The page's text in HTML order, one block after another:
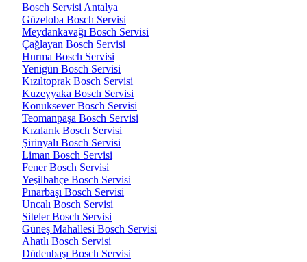
Bosch Servisi Antalya
Güzeloba Bosch Servisi
Meydankavağı Bosch Servisi
Çağlayan Bosch Servisi
Hurma Bosch Servisi
Yenigün Bosch Servisi
Kızıltoprak Bosch Servisi
Kuzeyyaka Bosch Servisi
Konuksever Bosch Servisi
Teomanpaşa Bosch Servisi
Kızılarık Bosch Servisi
Şirinyalı Bosch Servisi
Liman Bosch Servisi
Fener Bosch Servisi
Yeşilbahçe Bosch Servisi
Pınarbaşı Bosch Servisi
Uncalı Bosch Servisi
Siteler Bosch Servisi
Güneş Mahallesi Bosch Servisi
Ahatlı Bosch Servisi
Düdenbaşı Bosch Servisi